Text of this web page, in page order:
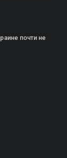
почти не